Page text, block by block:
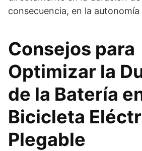
consecuencia, en la
Consejos para
Optimizar la
de la Batería
Bicicleta
Plegable